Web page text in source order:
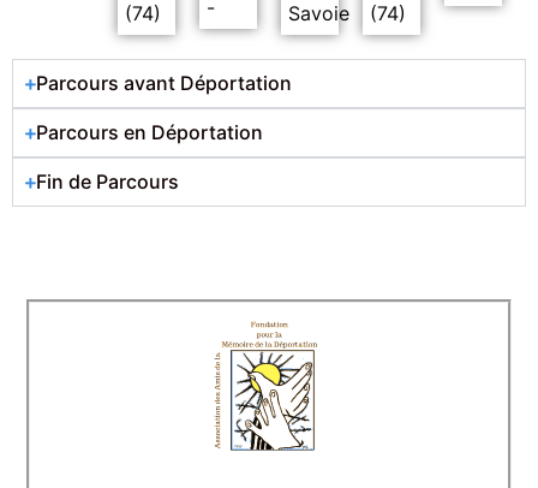
(74)
-
Savoie
(74)
Parcours avant Déportation
Parcours en Déportation
Fin de Parcours